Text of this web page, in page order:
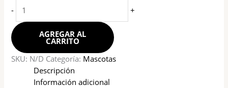
- +
AGREGAR AL
CARRITO
SKU: N/D Categoría: Mascotas
Descripción
Información adicional